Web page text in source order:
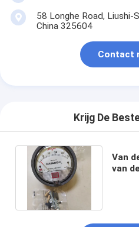
58 Longhe Road, Liushi-
China 325604
Contact
Krijg De
Van
van